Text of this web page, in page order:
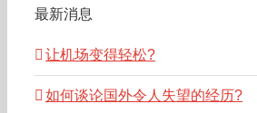
最新消息
让机场变得轻松?
如何谈论国外令人失望的经历?